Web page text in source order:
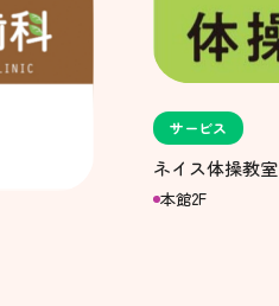
サービス
ネイス体操教室
本館2F